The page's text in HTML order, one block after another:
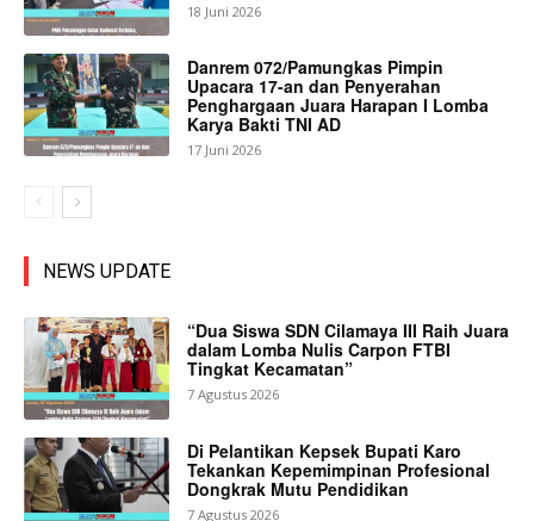
18 Juni 2026
Danrem 072/Pamungkas Pimpin
Upacara 17-an dan Penyerahan
Penghargaan Juara Harapan I Lomba
Karya Bakti TNI AD
17 Juni 2026
NEWS UPDATE
“Dua Siswa SDN Cilamaya III Raih Juara
dalam Lomba Nulis Carpon FTBI
Tingkat Kecamatan”
7 Agustus 2026
Di Pelantikan Kepsek Bupati Karo
Tekankan Kepemimpinan Profesional
Dongkrak Mutu Pendidikan
7 Agustus 2026